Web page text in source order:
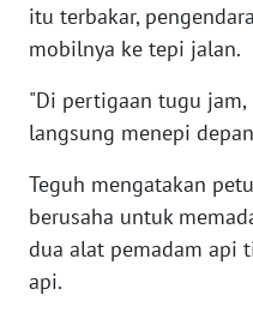
itu terbakar,
mobilnya ke tepi jalan.
"Di pertigaan tugu
langsung menepi
Teguh mengatakan
berusaha untuk
dua alat pemadam api
api.
MEDIA
SIBER
REDAKSI
KARIR
DISCLAIMER